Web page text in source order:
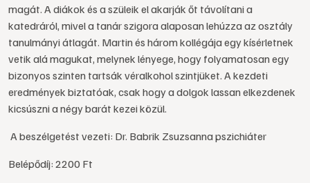
magát. A diákok és a szüleik el akarják őt távolítani a
katedráról, mivel a tanár szigora alaposan lehúzza az osztály
tanulmányi átlagát. Martin és három kollégája egy kísérletnek
vetik alá magukat, melynek lényege, hogy folyamatosan egy
bizonyos szinten tartsák véralkohol szintjüket. A kezdeti
eredmények biztatóak, csak hogy a dolgok lassan elkezdenek
kicsúszni a négy barát kezei közül.
A beszélgetést vezeti: Dr. Babrik Zsuzsanna pszichiáter
Belépődíj: 2200 Ft